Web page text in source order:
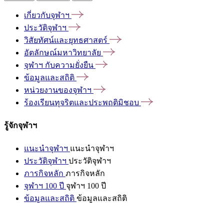
เกี่ยวกับจุฬาฯ
ประวัติจุฬาฯ
วิสัยทัศน์และยุทธศาสตร์
อัตลักษณ์มหาวิทยาลัย
จุฬาฯ กับความยั่งยืน
ข้อมูลและสถิติ
หน่วยงานของจุฬาฯ
ร้องเรียนทุจริตและประพฤติมิชอบ
รู้จักจุฬาฯ
แนะนำจุฬาฯ แนะนำจุฬาฯ
ประวัติจุฬาฯ ประวัติจุฬาฯ
ภารกิจหลัก ภารกิจหลัก
จุฬาฯ 100 ปี จุฬาฯ 100 ปี
ข้อมูลและสถิติ ข้อมูลและสถิติ